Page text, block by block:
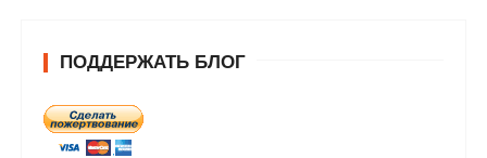
ПОДДЕРЖАТЬ БЛОГ